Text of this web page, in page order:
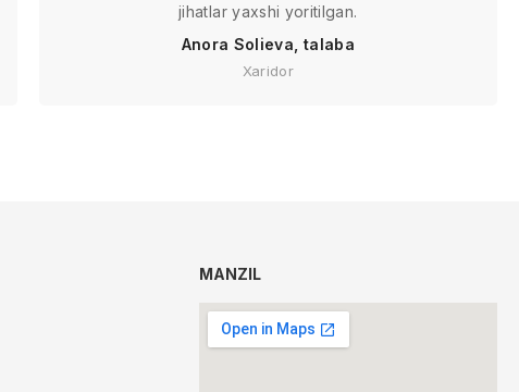
jihatlar yaxshi yoritilgan.
Anora Solieva, talaba
Xaridor
MANZIL